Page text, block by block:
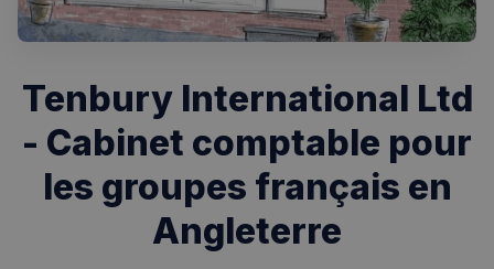
Tenbury International Ltd
- Cabinet comptable pour
les groupes français en
Angleterre